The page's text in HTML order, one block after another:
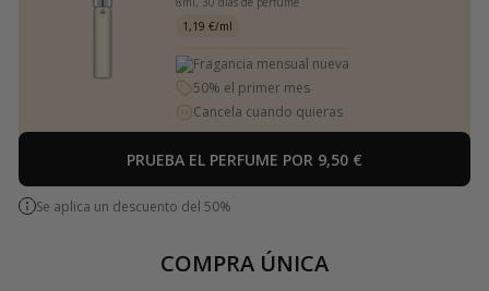
1,19 €/ml
Fragancia mensual nueva
50% el primer mes
Cancela cuando quieras
PRUEBA EL PERFUME POR 9,50 €
Se aplica un descuento del 50%
COMPRA ÚNICA